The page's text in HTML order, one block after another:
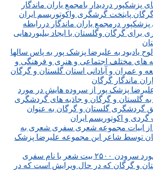
دردیدار بامجمع یاران ماندگار
پایتخت گرشگری واکوتوریسم ایران
درمجمع یاران ماندگار دررابطه
برای گرگان وگلستان با ایجاد بیلبوردهایی
یادبود به علیرضا پزشک پور به پاس سالها
های مختلف اجتماعی و هنری و فرهنگی و
و عمران و آبادانی استان گلستان و گرگان
ماندگار گرگان
پزشک پور از سروده هایش در مورد
گلستان و گرگان و جاذبه های گردشگری
گردشگری گلستان و گرگان به عنوان
و اکوتوریسم ایران
ابیات مجموعه شعری سفری شعری به
توسط شاعر این مجموعه علیرضا پزشک
توضیحات در مورد سرودن ۲۵۰۰ بیت شعر با نام سفری
و گرگان که در حال ویرایش است که در